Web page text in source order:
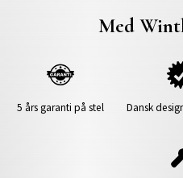
Med
5 års garanti på stel Dansk